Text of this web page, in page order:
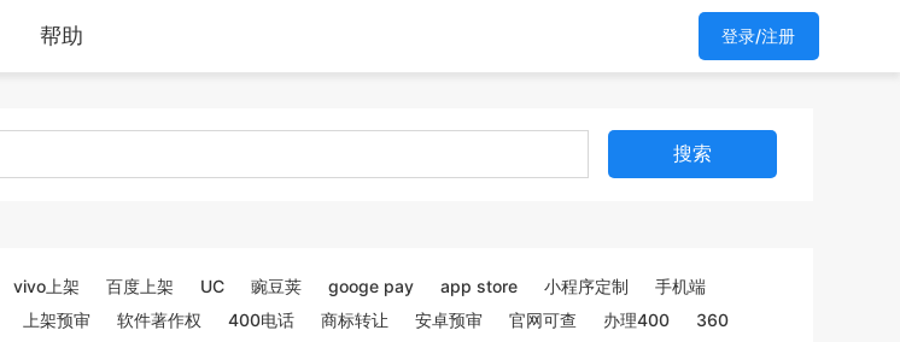
帮助 登录/注册
搜索
vivo上架 百度上架 UC 豌豆荚 googe pay app store 小程序定制
手机端
上架预审 软件著作权 400电话 商标转让 安卓预审 官网可查 办理400
360